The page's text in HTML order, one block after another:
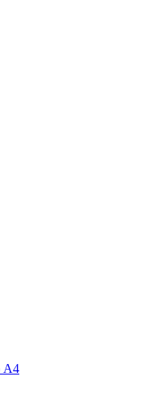
מדפסות לייזר משולבות A4